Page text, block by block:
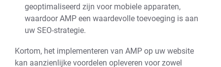
geoptimaliseerd zijn voor mobiele apparaten,
waardoor AMP een waardevolle toevoeging is aan
uw SEO-strategie.
Kortom, het implementeren van AMP op uw website
kan aanzienlijke voordelen opleveren voor zowel